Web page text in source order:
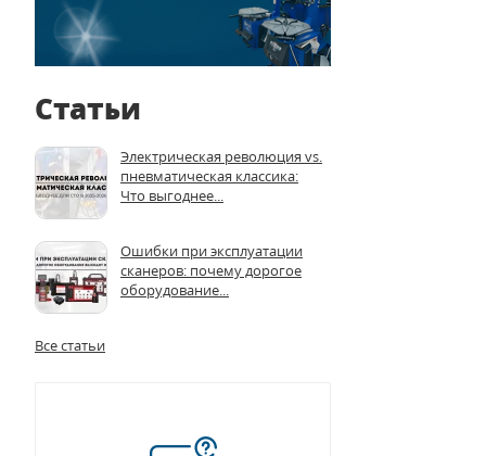
Статьи
Электрическая революция vs.
пневматическая классика:
Что выгоднее...
Ошибки при эксплуатации
сканеров: почему дорогое
оборудование...
Все статьи